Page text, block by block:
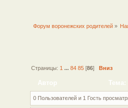
Форум воронежских родителей»
Страницы: 1 ... 84 85[86] Вниз
Автор Тема:
0 Пользователей и 1 Гость